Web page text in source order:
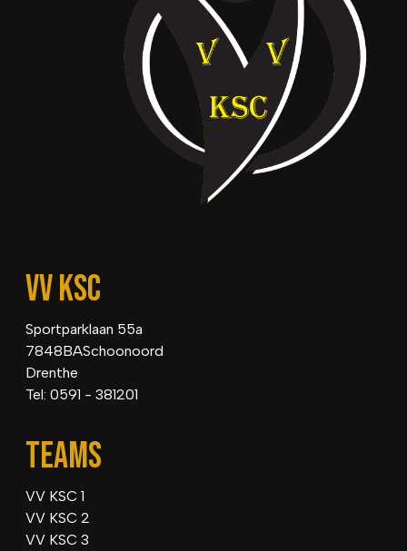
VV KSC
Sportparklaan 55a
7848BASchoonoord
Drenthe
Tel: 0591 - 381201
TEAMS
VV KSC 1
VV KSC 2
VV KSC 3